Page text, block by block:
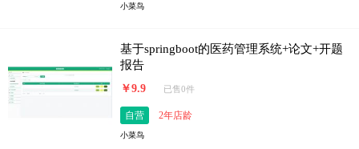
小菜鸟
基于springboot的医药管理系统+论文+开题
报告
￥9.9 已售0件
自营 2年店龄
小菜鸟